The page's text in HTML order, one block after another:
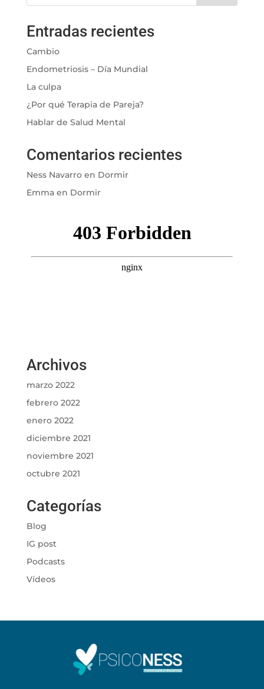
Entradas recientes
Cambio
Endometriosis – Día Mundial
La culpa
¿Por qué Terapia de Pareja?
Hablar de Salud Mental
Comentarios recientes
Ness Navarroen Dormir
Emmaen Dormir
Archivos
marzo 2022
febrero 2022
enero 2022
diciembre 2021
noviembre 2021
octubre 2021
Categorías
Blog
IG post
Podcasts
Vídeos